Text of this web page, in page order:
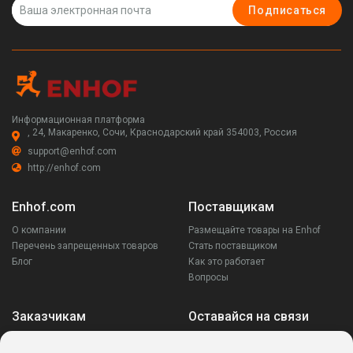
Подписаться
Информационная платформа
, 24, Макаренко, Сочи, Краснодарский край 354003, Россия
support@enhof.com
http://enhof.com
Enhof.com
О компании
Перечень запрещенных товаров
Блог
Поставщикам
Размещайте товары на Enhof
Стать поставщиком
Как это работает
Вопросы
Заказчикам Оставайся на связи